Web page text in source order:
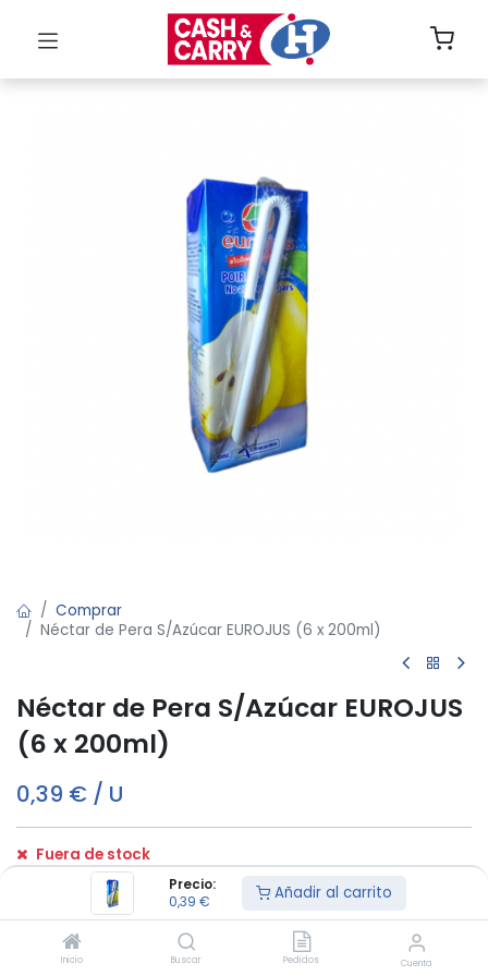
Precio:
0,39 € Añadir al carrito
Inicio Buscar Pedidos Cuenta
Comprar
Néctar de Pera S/Azúcar EUROJUS (6 x 200ml)
Néctar de Pera S/Azúcar EUROJUS
(6 x 200ml)
0,39 € / U
Fuera de stock
Reciba una notificación cuando vuelva a estar disponible
Términos y condiciones: